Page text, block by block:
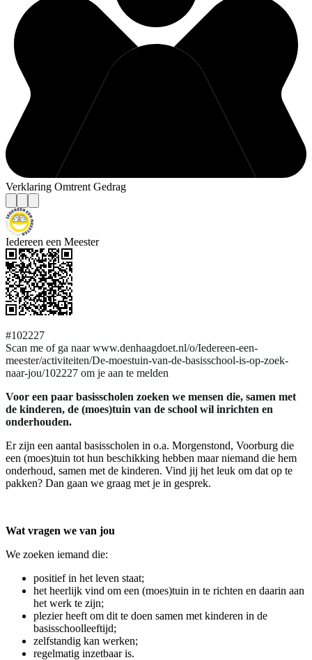
Verklaring Omtrent Gedrag
Iedereen een Meester
#102227
Scan me of ga naar www.denhaagdoet.nl/o/Iedereen-een-
meester/activiteiten/De-moestuin-van-de-basisschool-is-op-zoek-
naar-jou/102227 om je aan te melden
Voor een paar basisscholen zoeken we mensen die, samen met
de kinderen, de (moes)tuin van de school wil inrichten en
onderhouden.
Er zijn een aantal basisscholen in o.a. Morgenstond, Voorburg die
een (moes)tuin tot hun beschikking hebben maar niemand die hem
onderhoud, samen met de kinderen. Vind jij het leuk om dat op te
pakken? Dan gaan we graag met je in gesprek.
Wat vragen we van jou
We zoeken iemand die:
positief in het leven staat;
het heerlijk vind om een (moes)tuin in te richten en daarin aan
het werk te zijn;
plezier heeft om dit te doen samen met kinderen in de
basisschoolleeftijd;
zelfstandig kan werken;
regelmatig inzetbaar is.